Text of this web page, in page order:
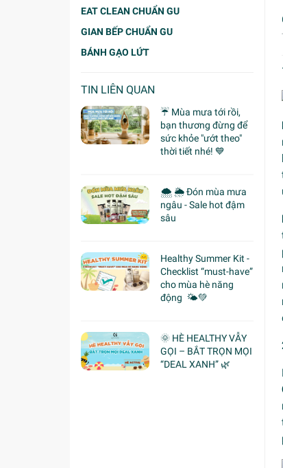
EAT CLEAN CHUẨN GU
GIAN BẾP CHUẨN GU
BÁNH GẠO LỨT
TIN LIÊN QUAN
☔ Mùa mưa tới rồi,
bạn thương đừng để
sức khỏe "ướt theo"
thời tiết nhé! 💙
🌨 🌦 Đón mùa mưa
ngâu - Sale hot đậm
sâu
Healthy Summer Kit -
Checklist “must-have”
cho mùa hè năng
động 🌤️💚
🌞 HÈ HEALTHY VẪY
GỌI – BẮT TRỌN MỌI
“DEAL XANH” 🌿